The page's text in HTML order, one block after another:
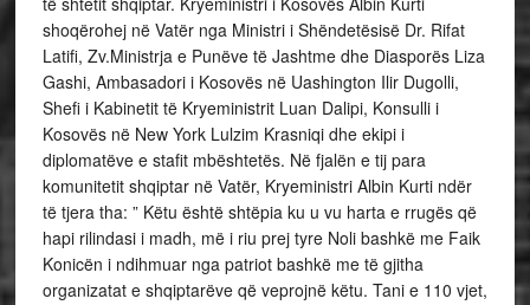
shoqërohej në Vatër nga Ministri i Shëndetësisë Dr. Rifat
Latifi, Zv.Ministrja e Punëve të Jashtme dhe Diasporës Liza
Gashi, Ambasadori i Kosovës në Uashington Ilir Dugolli,
Shefi i Kabinetit të Kryeministrit Luan Dalipi, Konsulli i
Kosovës në New York Lulzim Krasniqi dhe ekipi i
diplomatëve e stafit mbështetës. Në fjalën e tij para
komunitetit shqiptar në Vatër, Kryeministri Albin Kurti ndër
të tjera tha: ” Këtu është shtëpia ku u vu harta e rrugës që
hapi rilindasi i madh, më i riu prej tyre Noli bashkë me Faik
Konicën i ndihmuar nga patriot bashkë me të gjitha
organizatat e shqiptarëve që veprojnë këtu. Tani e 110 vjet,